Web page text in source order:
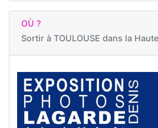
OÙ ?
Sortir à TOULOUSE dans la